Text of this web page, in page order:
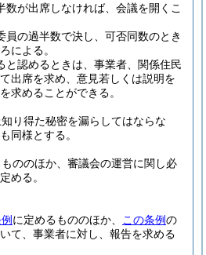
数が出席しなければ、会議を開くこ
員の過半数で決し、可否同数のとき
による。
と認めるときは、事業者、関係住民
出席を求め、意見若しくは説明を
求めることができる。
り得た秘密を漏らしてはならな
同様とする。
ののほか、審議会の運営に関し必
める。
に定めるもののほか、 この条例の
て、事業者に対し、報告を求める